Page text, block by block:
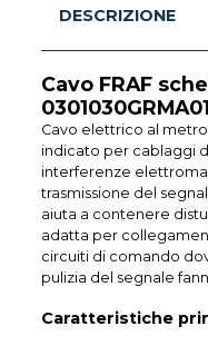
DESCRIZIONE
Cavo FRAF
Cavo elettrico al
indicato per cablaggi
interferenze
trasmissione del
aiuta a contenere
adatta per
circuiti di comando
pulizia del segnale
Caratteristiche